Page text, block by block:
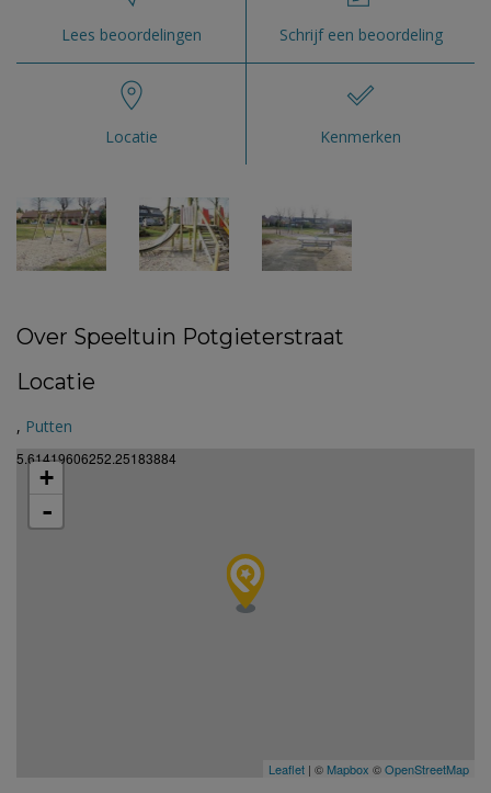
Lees beoordelingen Schrijf een beoordeling
Locatie Kenmerken
Over Speeltuin Potgieterstraat
Locatie
, Putten
5.61419606252.25183884
+
-
Leaflet | © Mapbox ©OpenStreetMap